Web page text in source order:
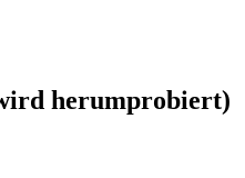
herumprobiert)